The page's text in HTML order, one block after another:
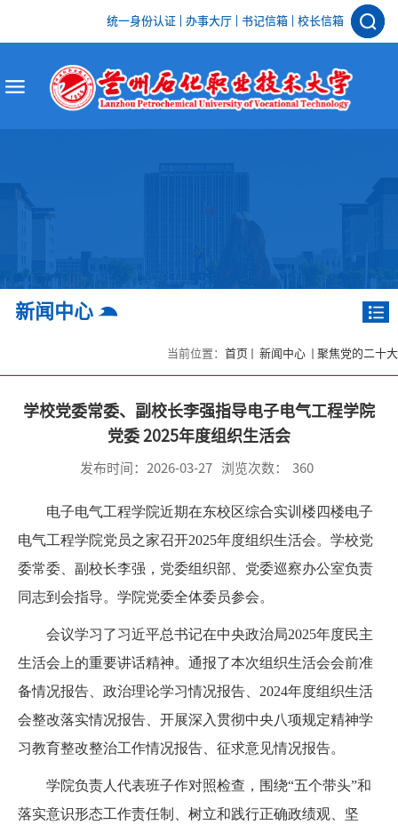
统一身份认证 办事大厅 书记信箱 校长信箱
新闻中心
当前位置： 首页 新闻中心 聚焦党的二十大
学校党委常委、副校长李强指导电子电气工程学院
党委 2025年度组织生活会
发布时间：2026-03-27 浏览次数： 360
电子电气工程学院近期在东校区综合实训楼四楼电子
电气工程学院党员之家召开2025年度组织生活会。学校党
委常委、副校长李强，党委组织部、党委巡察办公室负责
同志到会指导。学院党委全体委员参会。
会议学习了习近平总书记在中央政治局2025年度民主
生活会上的重要讲话精神。通报了本次组织生活会会前准
备情况报告、政治理论学习情况报告、2024年度组织生活
会整改落实情况报告、开展深入贯彻中央八项规定精神学
习教育整改整治工作情况报告、征求意见情况报告。
学院负责人代表班子作对照检查，围绕“五个带头”和
落实意识形态工作责任制、树立和践行正确政绩观、坚